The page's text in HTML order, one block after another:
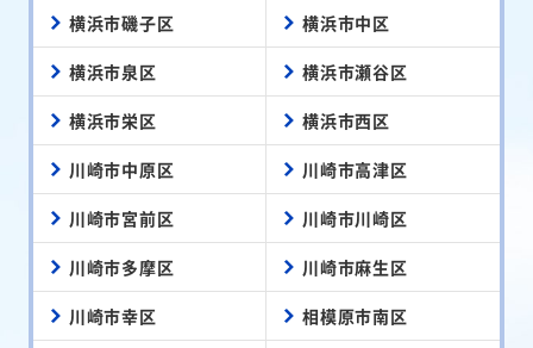
横浜市磯子区 横浜市中区
横浜市泉区 横浜市瀬谷区
横浜市栄区 横浜市西区
川崎市中原区 川崎市高津区
川崎市宮前区 川崎市川崎区
川崎市多摩区 川崎市麻生区
川崎市幸区 相模原市南区